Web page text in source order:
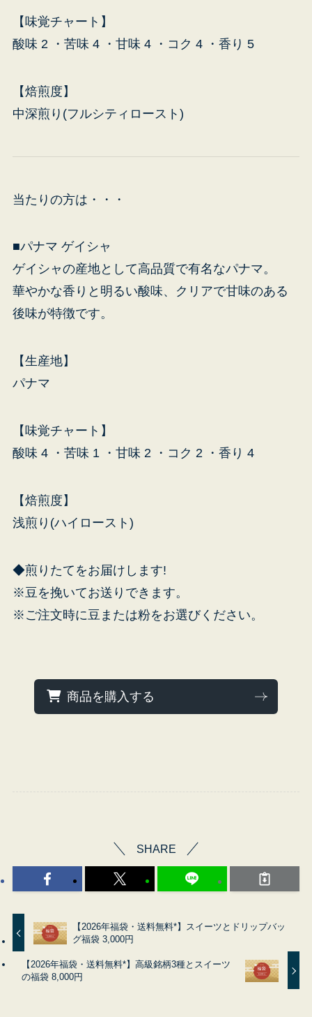
【味覚チャート】
酸味 2 ・苦味 4 ・甘味 4 ・コク 4 ・香り 5
【焙煎度】
中深煎り(フルシティロースト)
当たりの方は・・・
■パナマ ゲイシャ
ゲイシャの産地として高品質で有名なパナマ。
華やかな香りと明るい酸味、クリアで甘味のある
後味が特徴です。
【生産地】
パナマ
【味覚チャート】
酸味 4 ・苦味 1 ・甘味 2 ・コク 2 ・香り 4
【焙煎度】
浅煎り(ハイロースト)
◆煎りたてをお届けします!
※豆を挽いてお送りできます。
※ご注文時に豆または粉をお選びください。
商品を購入する
SHARE
【2026年福袋・送料無料*】スイーツとドリップバッ
グ福袋 3,000円
【2026年福袋・送料無料*】高級銘柄3種とスイーツ
の福袋 8,000円